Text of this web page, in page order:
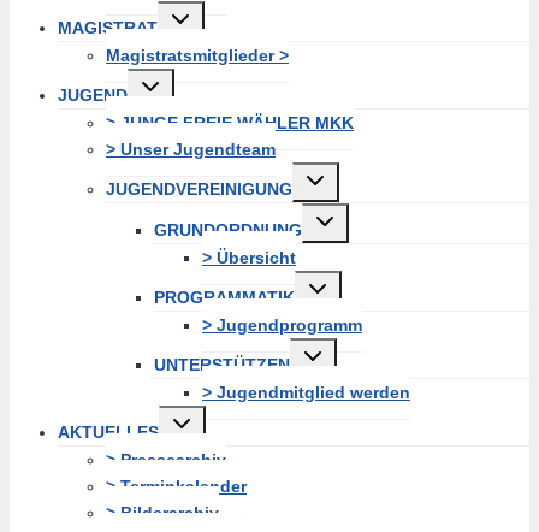
MAGISTRAT
Untermenü
erweitern
Magistratsmitglieder >
JUGEND
Untermenü
erweitern
> JUNGE FREIE WÄHLER MKK
> Unser Jugendteam
JUGENDVEREINIGUNG
Untermenü
erweitern
GRUNDORDNUNG
Untermenü
erweitern
> Übersicht
PROGRAMMATIK
Untermenü
erweitern
> Jugendprogramm
UNTERSTÜTZEN
Untermenü
erweitern
> Jugendmitglied werden
AKTUELLES
Untermenü
erweitern
> Pressearchiv
> Terminkalender
> Bilderarchiv